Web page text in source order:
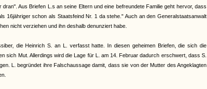
Aus Briefen L.s an seine Eltern und eine befreundete Familie geht hervor, dass
schon als Staatsfeind Nr. 1 da stehe." Auch an den Generalstaatsanwalt
nicht verziehen und ihn deshalb denunziert habe.
die Heinrich S. an L. verfasst hatte. In diesen geheimen Briefen, die sich die
Mut. Allerdings wird die Lage für L. am 14. Februar dadurch erschwert, dass S.
L. begründet ihre Falschaussage damit, dass sie von der Mutter des Angeklagten